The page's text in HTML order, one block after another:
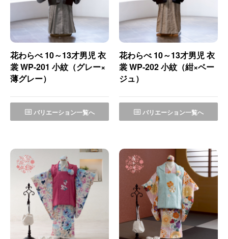
花わらべ 10～13才男児 衣
裳 WP-201 小紋（グレー×
薄グレー）
バリエーション一覧へ
花わらべ 10～13才男児 衣
裳 WP-202 小紋（紺×ベー
ジュ）
バリエーション一覧へ